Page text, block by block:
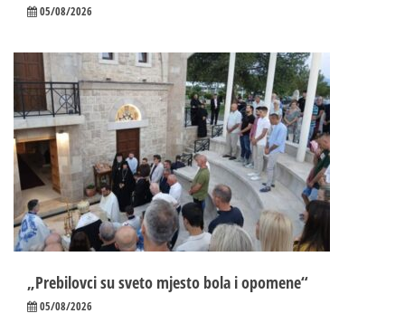
05/08/2026
„Prebilovci su sveto mjesto bola i opomene“
05/08/2026